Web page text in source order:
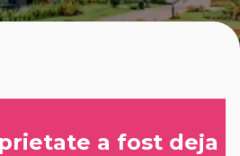
a fost deja